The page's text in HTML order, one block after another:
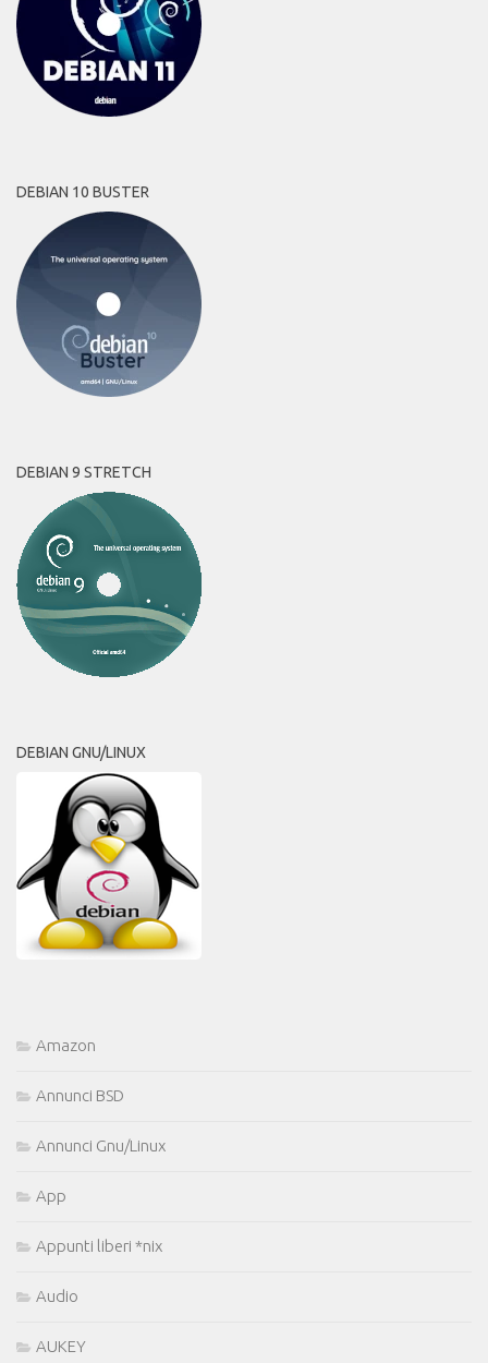
DEBIAN 10 BUSTER
DEBIAN 9 STRETCH
DEBIAN GNU/LINUX
Amazon
Annunci BSD
Annunci Gnu/Linux
App
Appunti liberi *nix
Audio
AUKEY